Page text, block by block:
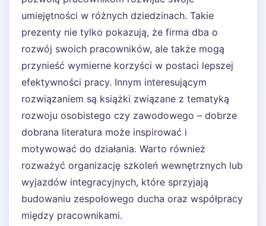
umiejętności w różnych dziedzinach. Takie
prezenty nie tylko pokazują, że firma dba o
rozwój swoich pracowników, ale także mogą
przynieść wymierne korzyści w postaci lepszej
efektywności pracy. Innym interesującym
rozwiązaniem są książki związane z tematyką
rozwoju osobistego czy zawodowego – dobrze
dobrana literatura może inspirować i
motywować do działania. Warto również
rozważyć organizację szkoleń wewnętrznych lub
wyjazdów integracyjnych, które sprzyjają
budowaniu zespołowego ducha oraz współpracy
między pracownikami.